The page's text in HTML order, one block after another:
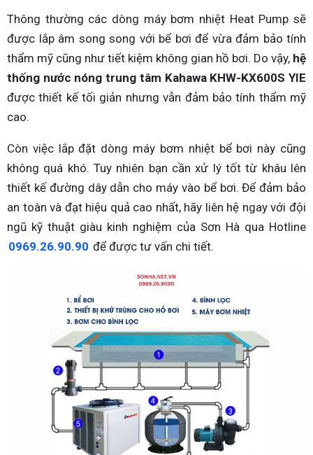
Thông thường các dòng máy bơm nhiệt Heat Pump sẽ
được lắp âm song song với bể bơi để vừa đảm bảo tính
thẩm mỹ cũng như tiết kiệm không gian hồ bơi. Do vậy, hệ
thống nước nóng trung tâm Kahawa KHW-KX600S YIE
được thiết kế tối giản nhưng vẫn đảm bảo tính thẩm mỹ
cao.
Còn việc lắp đặt dòng máy bơm nhiệt bể bơi này cũng
không quá khó. Tuy nhiên bạn cần xử lý tốt từ khâu lên
thiết kế đường dây dẫn cho máy vào bể bơi. Để đảm bảo
an toàn và đạt hiệu quả cao nhất, hãy liên hệ ngay với đội
ngũ kỹ thuật giàu kinh nghiệm của Sơn Hà qua Hotline
0969.26.90.90 để được tư vấn chi tiết.